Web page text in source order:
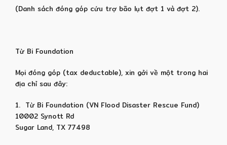
(Danh sách đóng góp cứu trợ bão lụt đợt 1 và đợt 2).
Từ Bi Foundation
Mọi đóng góp (tax deductable), xin gởi về một trong hai
địa chỉ sau đây:
1. Từ Bi Foundation (VN Flood Disaster Rescue Fund)
10002 Synott Rd
Sugar Land, TX 77498